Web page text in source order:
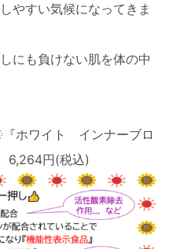
ご予約
9993
～20:00
ン予約
専門店の写真や動画などを
ェック
やすい気候になってきま
にも負けない肌を体の中
ホワイト インナーブロ
円(税込)